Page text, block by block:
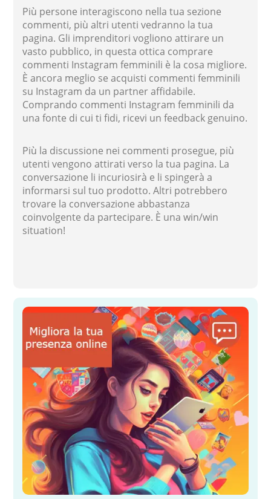
Più persone interagiscono nella tua sezione
commenti, più altri utenti vedranno la tua
pagina. Gli imprenditori vogliono attirare un
vasto pubblico, in questa ottica comprare
commenti Instagram femminili è la cosa migliore.
È ancora meglio se acquisti commenti femminili
su Instagram da un partner affidabile.
Comprando commenti Instagram femminili da
una fonte di cui ti fidi, ricevi un feedback genuino.
Più la discussione nei commenti prosegue, più
utenti vengono attirati verso la tua pagina. La
conversazione li incuriosirà e li spingerà a
informarsi sul tuo prodotto. Altri potrebbero
trovare la conversazione abbastanza
coinvolgente da partecipare. È una win/win
situation!